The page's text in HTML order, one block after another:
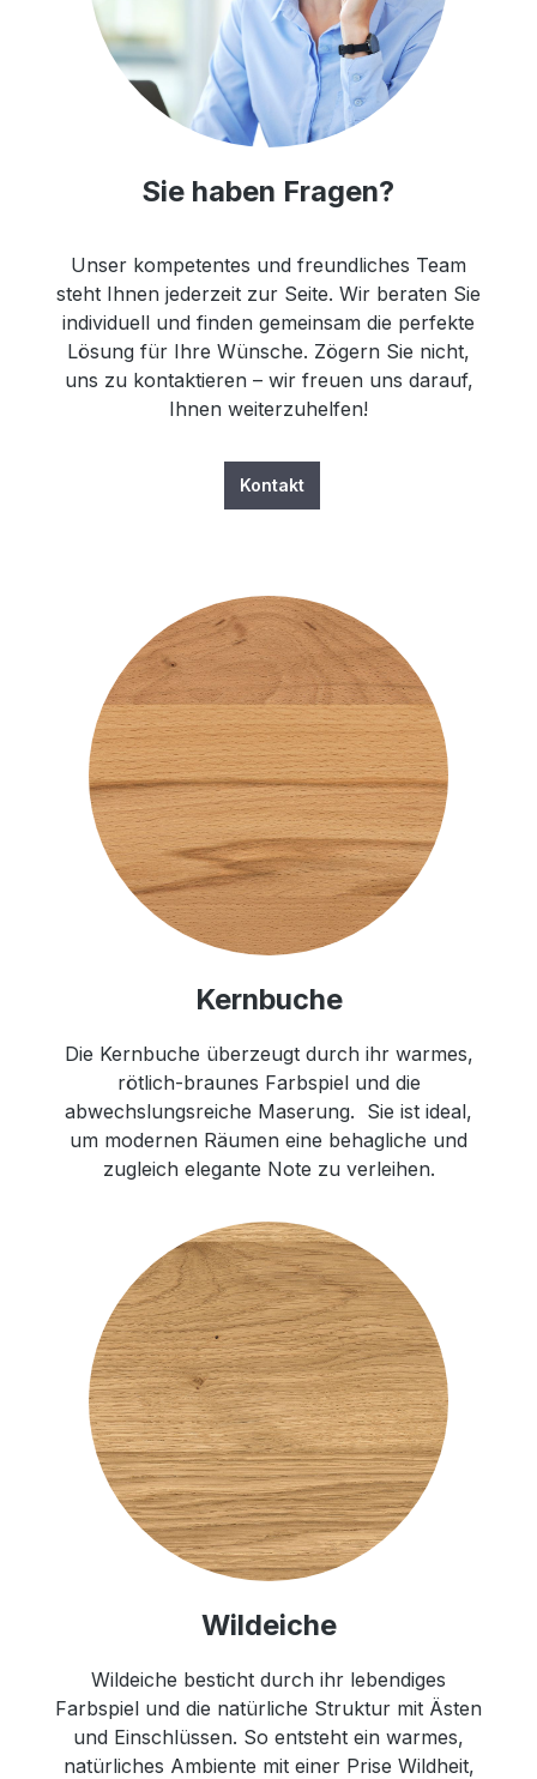
Sie haben Fragen?
Unser kompetentes und freundliches Team
steht Ihnen jederzeit zur Seite. Wir beraten Sie
individuell und finden gemeinsam die perfekte
Lösung für Ihre Wünsche. Zögern Sie nicht,
uns zu kontaktieren – wir freuen uns darauf,
Ihnen weiterzuhelfen!
Kontakt
Kernbuche
Die Kernbuche überzeugt durch ihr warmes,
rötlich-braunes Farbspiel und die
abwechslungsreiche Maserung. Sie ist ideal,
um modernen Räumen eine behagliche und
zugleich elegante Note zu verleihen.
Wildeiche
Wildeiche besticht durch ihr lebendiges
Farbspiel und die natürliche Struktur mit Ästen
und Einschlüssen. So entsteht ein warmes,
natürliches Ambiente mit einer Prise Wildheit,